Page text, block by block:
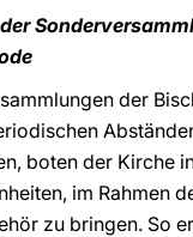
der
boten der Kirche
im Rahmen
zu bringen. So